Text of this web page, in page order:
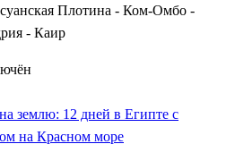
Плотина - Ком-Омбо -
- Каир
землю: 12 дней в Египте с
на Красном море